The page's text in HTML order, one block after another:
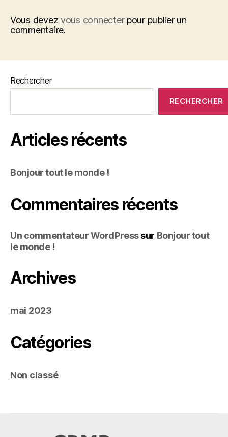
Vous devezvous connecterpour publier un
commentaire.
Rechercher
RECHERCHER
Articles récents
Bonjour tout le monde !
Commentaires récents
Un commentateur WordPresssur Bonjour tout
le monde !
Archives
mai 2023
Catégories
Non classé